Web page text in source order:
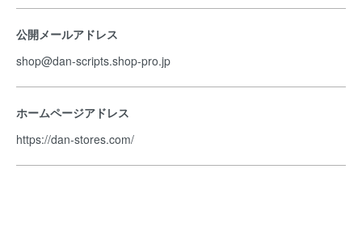
公開メールアドレス
shop@dan-scripts.shop-pro.jp
ホームページアドレス
https://dan-stores.com/